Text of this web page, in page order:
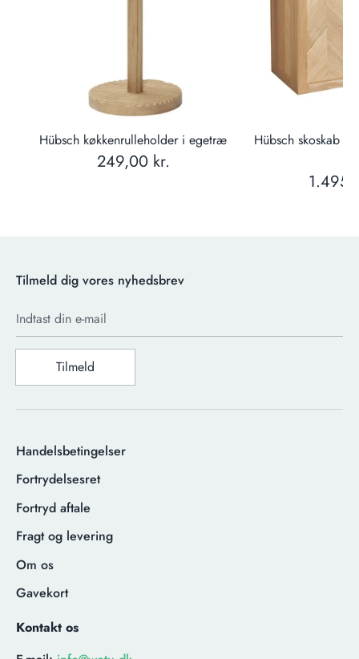
Hübsch køkkenrulleholder i egetræ
249,00 kr.
Hübsch skoskab i
Tilmeld dig vores nyhedsbrev
Indtast din e-mail
Tilmeld
Handelsbetingelser
Fortrydelsesret
Fortryd aftale
Fragt og levering
Om os
Gavekort
Kontakt os